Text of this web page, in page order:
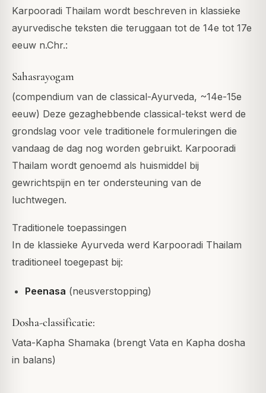
Karpooradi Thailam wordt beschreven in klassieke
ayurvedische teksten die teruggaan tot de 14e tot 17e
eeuw n.Chr.:
Sahasrayogam
(compendium van de classical-Ayurveda, ~14e-15e
eeuw) Deze gezaghebbende classical-tekst werd de
grondslag voor vele traditionele formuleringen die
vandaag de dag nog worden gebruikt. Karpooradi
Thailam wordt genoemd als huismiddel bij
gewrichtspijn en ter ondersteuning van de
luchtwegen.
Traditionele toepassingen
In de klassieke Ayurveda werd Karpooradi Thailam
traditioneel toegepast bij:
Peenasa (neusverstopping)
Dosha-classificatie:
Vata-Kapha Shamaka (brengt Vata en Kapha dosha
in balans)